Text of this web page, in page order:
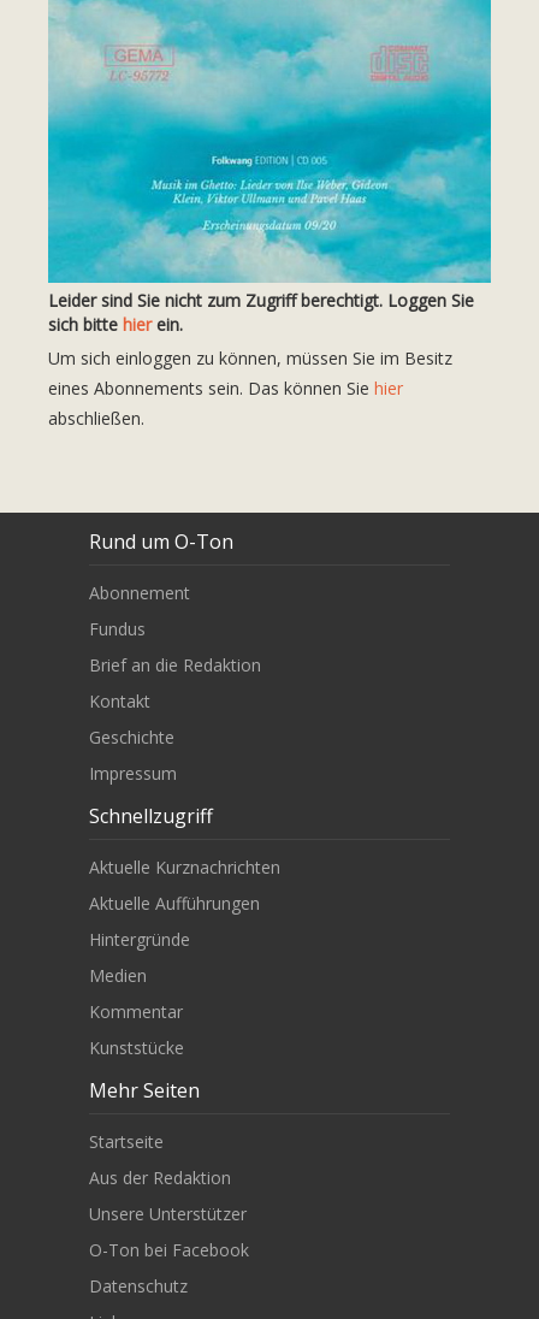
Leider sind Sie nicht zum Zugriff berechtigt. Loggen Sie
sich bitte hierein.
Um sich einloggen zu können, müssen Sie im Besitz
eines Abonnements sein. Das können Sie hier
abschließen.
Rund um O-Ton
Abonnement
Fundus
Brief an die Redaktion
Kontakt
Geschichte
Impressum
Schnellzugriff
Aktuelle Kurznachrichten
Aktuelle Aufführungen
Hintergründe
Medien
Kommentar
Kunststücke
Mehr Seiten
Startseite
Aus der Redaktion
Unsere Unterstützer
O-Ton bei Facebook
Datenschutz